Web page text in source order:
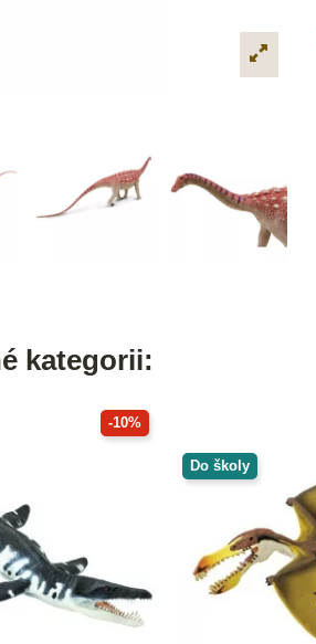
kategorii:
-10%
Do školy